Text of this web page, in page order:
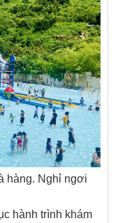
hàng. Nghỉ ngơi
hành trình khám